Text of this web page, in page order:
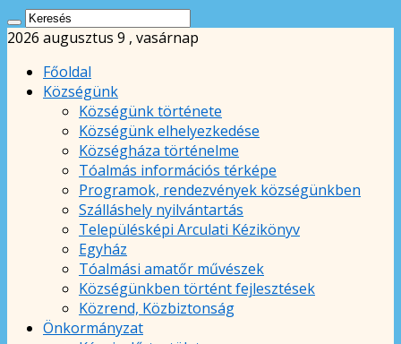
2026 augusztus 9 , vasárnap
Főoldal
Községünk
Községünk története
Községünk elhelyezkedése
Községháza történelme
Tóalmás információs térképe
Programok, rendezvények községünkben
Szálláshely nyilvántartás
Településképi Arculati Kézikönyv
Egyház
Tóalmási amatőr művészek
Községünkben történt fejlesztések
Közrend, Közbiztonság
Önkormányzat